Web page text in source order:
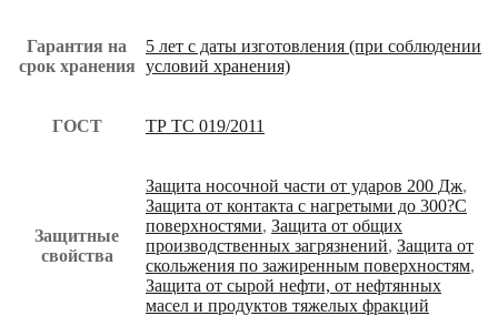
Гарантия на
срок хранения
5 лет с даты изготовления (при соблюдении
условий хранения)
ГОСТ ТР ТС 019/2011
Защитные
свойства
Защита носочной части от ударов 200 Дж,
Защита от контакта с нагретыми до 300?С
поверхностями, Защита от общих
производственных загрязнений, Защита от
скольжения по зажиренным поверхностям,
Защита от сырой нефти, от нефтянных
масел и продуктов тяжелых фракций